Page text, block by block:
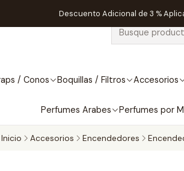
/ Conos Boquillas / Filtros Accesorios
Perfumes Arabes Perfumes por
Descuento Adicional de 3 %
Inicio Accesorios Encendedores